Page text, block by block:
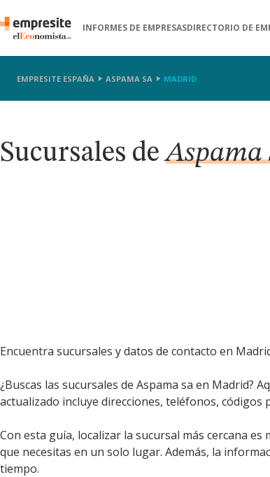
INFORMES DE EMPRESASDIRECTORIO DE
EMPRESITE ESPAÑA ASPAMA SA MADRID
Sucursales deAspama
Encuentra sucursales y datos de contacto en
¿Buscas las sucursales de Aspama sa en Madrid?
actualizado incluye direcciones, teléfonos, códigos
Con esta guía, localizar la sucursal más cercana
que necesitas en un solo lugar. Además, la
tiempo.